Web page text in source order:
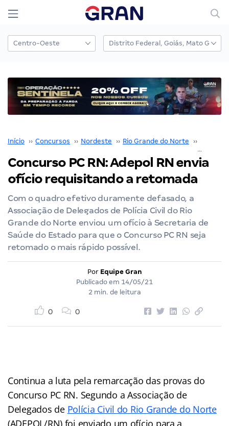
Início ›› Concursos ›› Nordeste ›› Rio Grande do Norte ››
Concurso PC RN: Adepol RN envia
ofício requisitando a retomada
Com o quadro efetivo duramente defasado, a
Associação de Delegados de Polícia Civil do Rio
Grande do Norte enviou um ofício à Secretaria de
Saúde do Estado para que o Concurso PC RN seja
retomado o mais rápido possível.
Por Equipe Gran
Publicado em 14/05/21
2 min. de leitura
0 0
Continua a luta pela remarcação das provas do
Concurso PC RN. Segundo a Associação de
Delegados de Polícia Civil do Rio Grande do Norte
(ADEPOL/RN) foi enviado um ofício para a